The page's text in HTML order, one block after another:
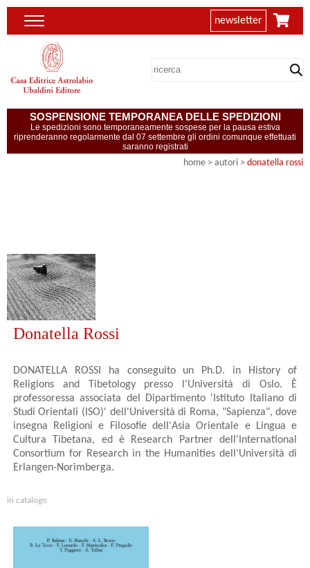
newsletter
SOSPENSIONE TEMPORANEA DELLE SPEDIZIONI
Le spedizioni sono temporaneamente sospese per la pausa estiva
riprenderanno regolarmente dal 07 settembre gli ordini comunque effettuati
saranno registrati
home > autori > donatella rossi
Donatella Rossi
DONATELLA ROSSI ha conseguito un Ph.D. in History of
Religions and Tibetology presso l'Università di Oslo. È
professoressa associata del Dipartimento 'Istituto Italiano di
Studi Orientali (ISO)' dell'Università di Roma, "Sapienza", dove
insegna Religioni e Filosofie dell'Asia Orientale e Lingua e
Cultura Tibetana, ed è Research Partner dell'International
Consortium for Research in the Humanities dell'Università di
Erlangen-Norimberga.
in catalogo